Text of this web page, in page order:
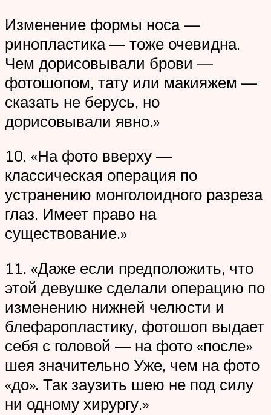
Изменение формы носа —
ринопластика — тоже очевидна.
Чем дорисовывали брови —
фотошопом, тату или макияжем —
сказать не берусь, но
дорисовывали явно.»
10. «На фото вверху —
классическая операция по
устранению монголоидного разреза
глаз. Имеет право на
существование.»
11. «Даже если предположить, что
этой девушке сделали операцию по
изменению нижней челюсти и
блефаропластику, фотошоп выдает
себя с головой — на фото «после»
шея значительно Уже, чем на фото
«до». Так заузить шею не под силу
ни одному хирургу.»